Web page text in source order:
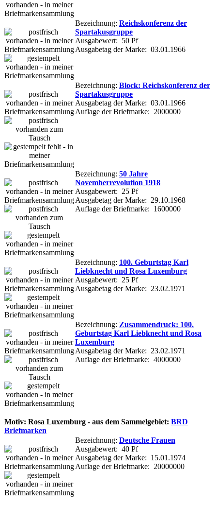
Bezeichnung: Reichskonferenz der
Spartakusgruppe
Ausgabewert: 50 Pf
Ausgabetag der Marke: 03.01.1966
Bezeichnung: Block: Reichskonferenz der
Spartakusgruppe
Ausgabetag der Marke: 03.01.1966
Auflage der Briefmarke: 2000000
Bezeichnung: 50 Jahre
Novemberrevolution 1918
Ausgabewert: 25 Pf
Ausgabetag der Marke: 29.10.1968
Auflage der Briefmarke: 1600000
Bezeichnung: 100. Geburtstag Karl
Liebknecht und Rosa Luxemburg
Ausgabewert: 25 Pf
Ausgabetag der Marke: 23.02.1971
Bezeichnung: Zusammendruck: 100.
Geburtstag Karl Liebknecht und Rosa
Luxemburg
Ausgabetag der Marke: 23.02.1971
Auflage der Briefmarke: 4000000
Motiv: Rosa Luxemburg - aus dem Sammelgebiet: BRD
Briefmarken
Bezeichnung: Deutsche Frauen
Ausgabewert: 40 Pf
Ausgabetag der Marke: 15.01.1974
Auflage der Briefmarke: 20000000